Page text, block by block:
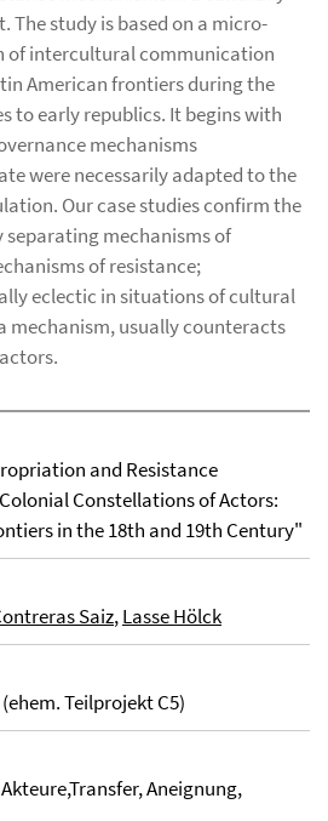
The study is based on a micro-
of intercultural communication
American frontiers during the
to early republics. It begins with
mechanisms
were necessarily adapted to the
Our case studies confirm the
mechanisms of
of resistance;
eclectic in situations of cultural
mechanism, usually counteracts
and Resistance
Constellations of Actors:
in the 18th and 19th Century"
Saiz,Lasse Hölck
Teilprojekt C5)
Aneignung,